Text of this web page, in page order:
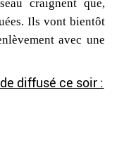
craignent que,
Ils vont bientôt
avec une
diffusé ce soir :